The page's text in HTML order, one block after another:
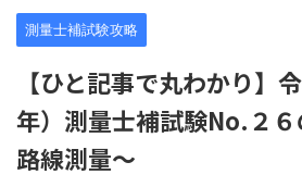
測量士補試験攻略
【ひと記事で丸わかり】
年）測量士補試験No.２
路線測量～